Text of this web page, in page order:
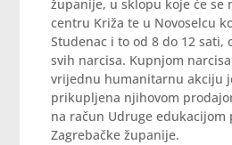
županije, u sklopu koje će se
centru Križa te u Novoselcu
Studenac i to od 8 do 12 sati,
svih narcisa. Kupnjom
vrijednu humanitarnu akciju
prikupljena njihovom
na račun Udruge edukacijom
Zagrebačke županije.